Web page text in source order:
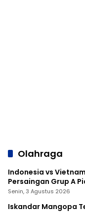
Olahraga
Indonesia vs
Persaingan Grup A
Senin, 3 Agustus 2026
Iskandar Mangopa